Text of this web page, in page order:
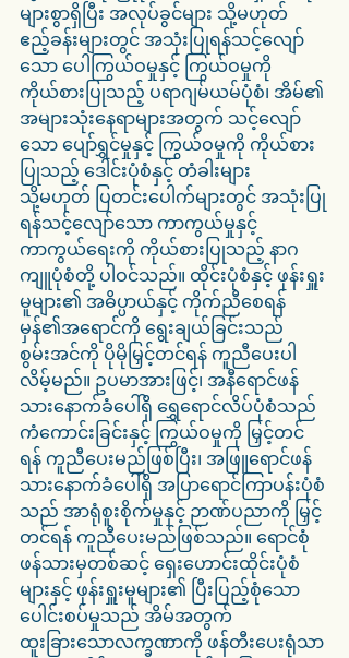
များစွာရှိပြီး အလုပ်ခွင်များ သို့မဟုတ်
ဧည့်ခန်းများတွင် အသုံးပြုရန်သင့်လျော်
သော ပေါကြွယ်ဝမှုနှင့် ကြွယ်ဝမှုကို
ကိုယ်စားပြုသည့် ပရာဂျမ်ယမ်ပုံစံ၊ အိမ်၏
အများသုံးနေရာများအတွက် သင့်လျော်
သော ပျော်ရွှင်မှုနှင့် ကြွယ်ဝမှုကို ကိုယ်စား
ပြုသည့် ဒေါင်းပုံစံနှင့် တံခါးများ
သို့မဟုတ် ပြတင်းပေါက်များတွင် အသုံးပြု
ရန်သင့်လျော်သော ကာကွယ်မှုနှင့်
ကာကွယ်ရေးကို ကိုယ်စားပြုသည့် နာဂ
ကျူပုံစံတို့ ပါဝင်သည်။ ထိုင်းပုံစံနှင့် ဖုန်းရှူး
မူများ၏ အဓိပ္ပာယ်နှင့် ကိုက်ညီစေရန်
မှန်၏အရောင်ကို ရွေးချယ်ခြင်းသည်
စွမ်းအင်ကို ပိုမိုမြှင့်တင်ရန် ကူညီပေးပါ
လိမ့်မည်။ ဥပမာအားဖြင့်၊ အနီရောင်ဖန်
သားနောက်ခံပေါ်ရှိ ရွှေရောင်လိပ်ပုံစံသည်
ကံကောင်းခြင်းနှင့် ကြွယ်ဝမှုကို မြှင့်တင်
ရန် ကူညီပေးမည်ဖြစ်ပြီး၊ အဖြူရောင်ဖန်
သားနောက်ခံပေါ်ရှိ အပြာရောင်ကြာပန်းပုံစံ
သည် အာရုံစူးစိုက်မှုနှင့် ဉာဏ်ပညာကို မြှင့်
တင်ရန် ကူညီပေးမည်ဖြစ်သည်။ ရောင်စုံ
ဖန်သားမှတစ်ဆင့် ရှေးဟောင်းထိုင်းပုံစံ
များနှင့် ဖုန်းရှူးမူများ၏ ပြီးပြည့်စုံသော
ပေါင်းစပ်မှုသည် အိမ်အတွက်
ထူးခြားသောလက္ခဏာကို ဖန်တီးပေးရုံသာ